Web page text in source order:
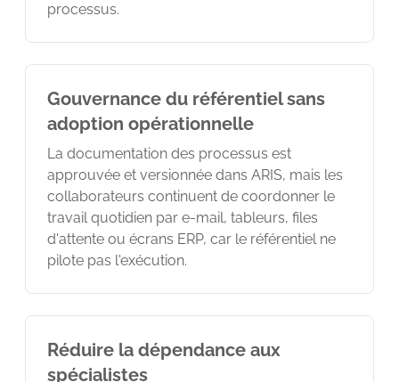
processus.
Gouvernance du référentiel sans
adoption opérationnelle
La documentation des processus est
approuvée et versionnée dans ARIS, mais les
collaborateurs continuent de coordonner le
travail quotidien par e-mail, tableurs, files
d'attente ou écrans ERP, car le référentiel ne
pilote pas l'exécution.
Réduire la dépendance aux
spécialistes